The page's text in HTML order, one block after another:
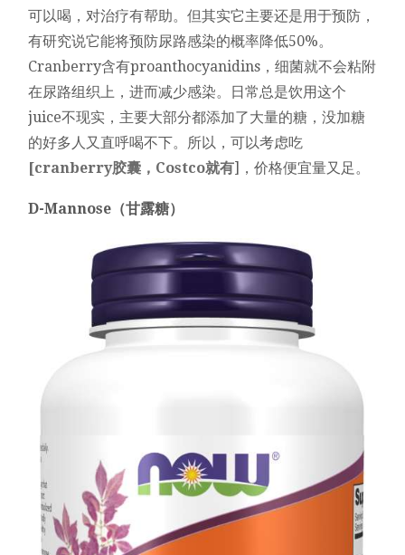
可以喝，对治疗有帮助。但其实它主要还是用于预防，
有研究说它能将预防尿路感染的概率降低50%。
Cranberry含有proanthocyanidins，细菌就不会粘附
在尿路组织上，进而减少感染。日常总是饮用这个
juice不现实，主要大部分都添加了大量的糖，没加糖
的好多人又直呼喝不下。所以，可以考虑吃
[cranberry胶囊，Costco就有]，价格便宜量又足。
D-Mannose（甘露糖）